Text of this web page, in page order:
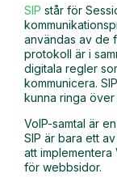
SIP står för
användas av de
protokoll är i
digitala regler
kommunicera.
kunna ringa över
VoIP-samtal är
SIP är bara ett
att implementera
för webbsidor.